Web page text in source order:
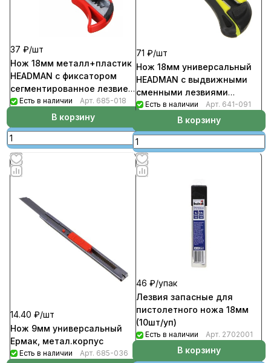
37 ₽/шт
Нож 18мм металл+пластик
HEADMAN с фиксатором
сегментированное лезвие
(288шт/кор)
Есть в наличии Арт. 685-018
В корзину
71 ₽/шт
Нож 18мм универсальный
HEADMAN с выдвижными
сменными лезвиями
(144шт/кор)
Есть в наличии Арт. 641-091
В корзину
14.40 ₽/шт
Нож 9мм универсальный
Ермак, метал.корпус
Есть в наличии Арт. 685-036
46 ₽/упак
Лезвия запасные для
пистолетного ножа 18мм
(10шт/уп)
Есть в наличии Арт. 2702001
В корзину